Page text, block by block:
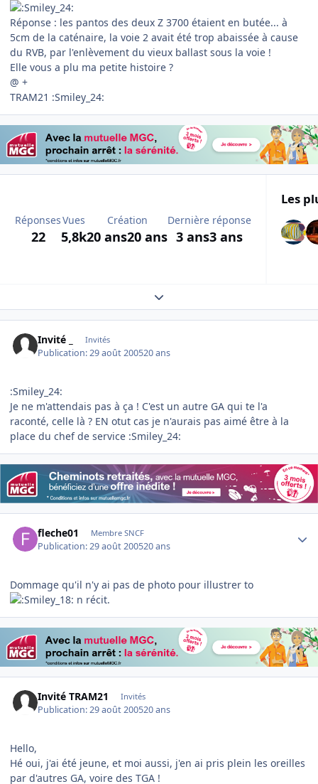
Réponse : les pantos des deux Z 3700 étaient en butée... à
5cm de la caténaire, la voie 2 avait été trop abaissée à cause
du RVB, par l'enlèvement du vieux ballast sous la voie !
Elle vous a plu ma petite histoire ?
@ +
TRAM21 :Smiley_24:
Réponses
22
Vues
5,8k
Création
20 ans20 ans
Dernière réponse
3 ans3 ans
Les
Expand topic overview
Invité _ Invités
Publication:29 août 200520 ans
:Smiley_24:
Je ne m'attendais pas à ça ! C'est un autre GA qui te l'a
raconté, celle là ? EN otut cas je n'aurais pas aimé être à la
place du chef de service :Smiley_24:
fleche01 Membre SNCF
Publication:29 août 200520 ans
Dommage qu'il n'y ai pas de photo pour illustrer to
n récit.
Invité TRAM21 Invités
Publication:29 août 200520 ans
Hello,
Hé oui, j'ai été jeune, et moi aussi, j'en ai pris plein les oreilles
par d'autres GA, voire des TGA !